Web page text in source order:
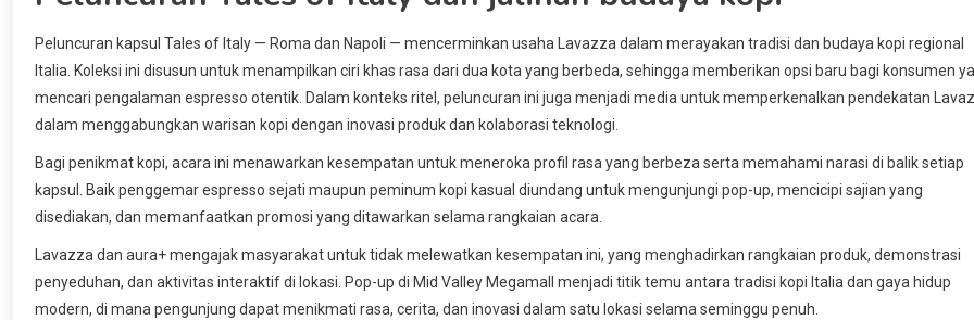
Peluncuran kapsul Tales of Italy — Roma dan Napoli — mencerminkan usaha Lavazza dalam merayakan tradisi dan budaya kopi regional
Italia. Koleksi ini disusun untuk menampilkan ciri khas rasa dari dua kota yang berbeda, sehingga memberikan opsi baru bagi konsumen
mencari pengalaman espresso otentik. Dalam konteks ritel, peluncuran ini juga menjadi media untuk memperkenalkan pendekatan
dalam menggabungkan warisan kopi dengan inovasi produk dan kolaborasi teknologi.
Bagi penikmat kopi, acara ini menawarkan kesempatan untuk meneroka profil rasa yang berbeza serta memahami narasi di balik setiap
kapsul. Baik penggemar espresso sejati maupun peminum kopi kasual diundang untuk mengunjungi pop-up, mencicipi sajian yang
disediakan, dan memanfaatkan promosi yang ditawarkan selama rangkaian acara.
Lavazza dan aura+ mengajak masyarakat untuk tidak melewatkan kesempatan ini, yang menghadirkan rangkaian produk, demonstrasi
penyeduhan, dan aktivitas interaktif di lokasi. Pop-up di Mid Valley Megamall menjadi titik temu antara tradisi kopi Italia dan gaya hidup
modern, di mana pengunjung dapat menikmati rasa, cerita, dan inovasi dalam satu lokasi selama seminggu penuh.